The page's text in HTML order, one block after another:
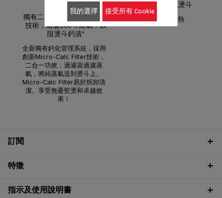
獨有二合一Micro-Calc Filter
技術，過濾100％蒸氣，以
阻燙斗鈣漬*
全新獨有鈣化管理系統，採用
創新Micro-Calc Filter技術，
二合一功效，過濾器過濾蒸
氣，將純蒸氣送到燙斗上。
Micro-Calc Filter易於拆卸清
潔。享受無憂熨燙和卓越效
果！
Tefal 最強力蒸氣燙斗
3100W可快速加熱
訂閱
特徵
指示及使用說明書
我的選擇 接受所有 Cookie